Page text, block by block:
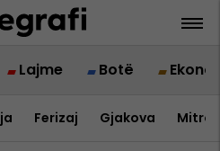
Lajme Botë
Ferizaj Gjakova